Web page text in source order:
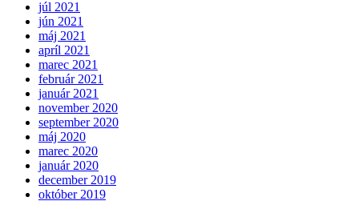
júl 2021
jún 2021
máj 2021
apríl 2021
marec 2021
február 2021
január 2021
november 2020
september 2020
máj 2020
marec 2020
január 2020
december 2019
október 2019